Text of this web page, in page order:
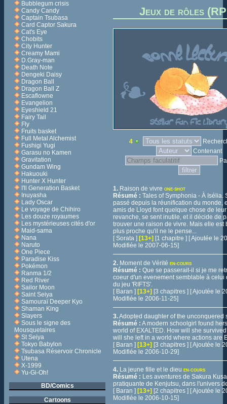
Bubblegum crisis
Candy Candy
Captain Tsubasa
Card Captor Sakura
Cat's Eye
Chobits
City Hunter
Creamy Mami
D.Gray-man
Death Note
Dengeki Daisy
Dragon Ball
Dragon Ball Z
Escaflowne
Evangelion
Eyeshield 21
Fairy Tail
Fly
Fruits basket
Full Metal Alchemist
Fushigi Yugi
Garasu no Kamen
Gravitation
Gundam Wing
Hakuouki
Hunter X Hunter
I'll Generation Basket
Inuyasha
Lady Oscar
Le voyage de Chihiro
Les douze royaumes
Les mystérieuses cités d'or
Maid-sama
Nana
Naruto
One Piece
Paradise Kiss
Pokémon
Ranma 1/2
Red River
Sailor Moon
Saint Seiya
Samouraï Deeper Kyo
Shaman King
Slayers
Sous le signe des
Mousquetaires
St Seiya
Tokyo Babylon
Tsubasa Réservoir Chronicle
Utena
X-1999
Yu-Gi-Oh!
BD/Comics
Cartoons
Jeux de rôles
4
Contenant
1. Raison de vivre ONE-SHOT
Résumé : Tales of Symphonia - À Isélia.
passé depuis la réunification du monde,
amis de Lloyd font quelque chose de
revanche, se sent inutile, et il décide de
trouver une raison de vivre. Mais elle est
plus proche qu'il ne le pense...
[ Sorata ] [13+] [1 chapitre ] [ Ajoutée le
Modifiée le 2007-06-15]
2. Moment de Vérité EN-COURS
Résumé : Que se passerait-il si je me
coeur d'un evenement semblable à celui
du jeu 'RIFTS'.
[ Baran ] [13+] [3 chapitres ] [ Ajoutée le
Modifiée le 2006-11-25]
3.Adopted daughter of the unconquered
Résumé : A modern schoolgirl found
world of EXALTED. How will she
will she left in a world where actions are
[ Baran ] [13+] [3 chapitres ] [ Ajoutée le
Modifiée le 2006-10-29]
4. La jeune fille et le dieu EN-COURS
Résumé : Les aventures de Sakura
pratiquante de Kenjutsu, dans l'univers
[ Baran ] [13+] [2 chapitres ] [ Ajoutée le
Modifiée le 2006-10-15]